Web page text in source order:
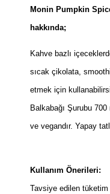
Monin Pumpkin
hakkında;
Kahve bazlı
sıcak çikolata,
etmek için
Balkabağı Şurubu 700
ve vegandır. Yapay
Kullanım Önerileri:
Tavsiye edilen